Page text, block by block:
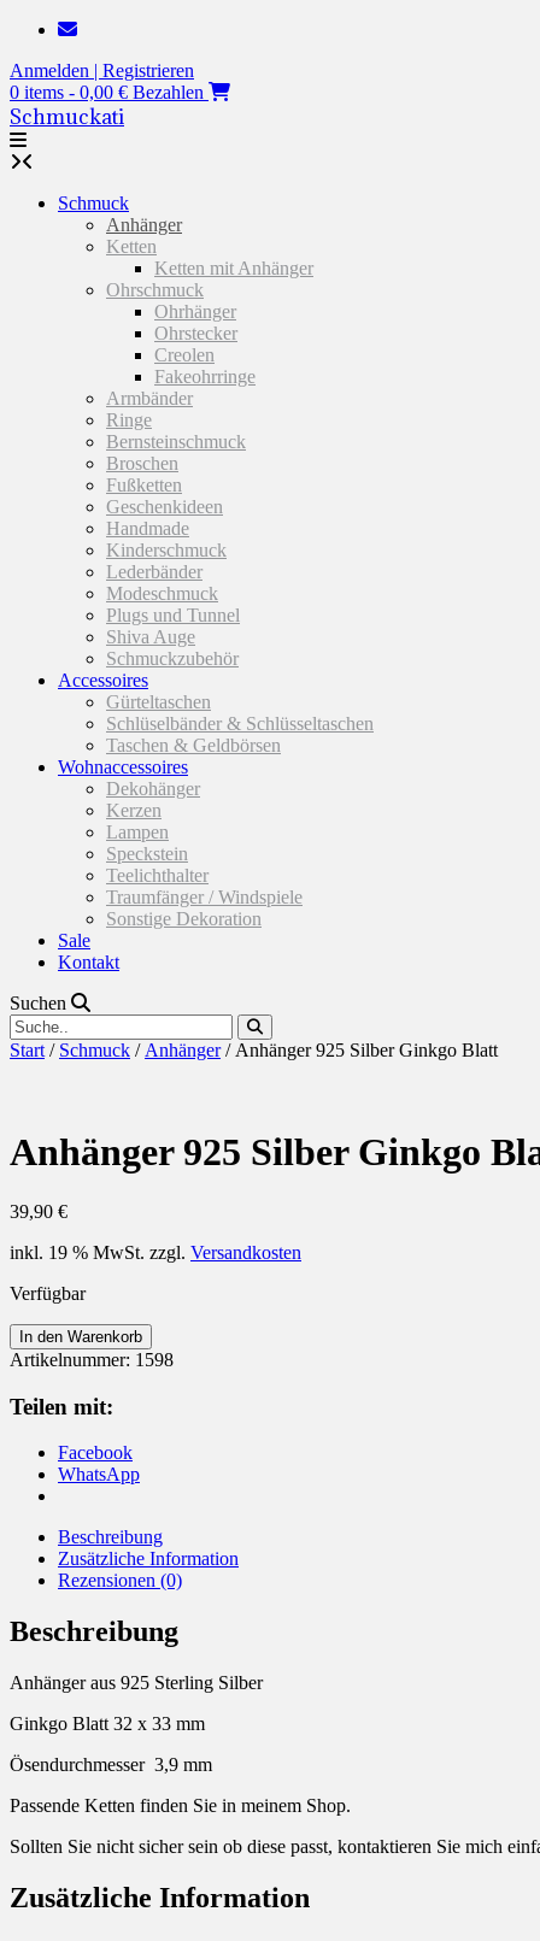
Zum
springen
Anmelden | Registrieren
0 items - 0,00 € Bezahlen
Schmuckati
Schmuck
Anhänger
Ketten
Ketten mit Anhänger
Ohrschmuck
Ohrhänger
Ohrstecker
Creolen
Fakeohrringe
Armbänder
Ringe
Bernsteinschmuck
Broschen
Fußketten
Geschenkideen
Handmade
Kinderschmuck
Lederbänder
Modeschmuck
Plugs und Tunnel
Shiva Auge
Schmuckzubehör
Accessoires
Gürteltaschen
Schlüselbänder & Schlüsseltaschen
Taschen & Geldbörsen
Wohnaccessoires
Dekohänger
Kerzen
Lampen
Speckstein
Teelichthalter
Traumfänger / Windspiele
Sonstige Dekoration
Sale
Kontakt
Suchen
Start / Schmuck / Anhänger/ Anhänger 925 Silber Ginkgo Blatt
Anhänger 925 Silber Ginkgo
39,90 €
inkl. 19 % MwSt. zzgl. Versandkosten
Verfügbar
Anhänger
925
Ginkgo
Blatt
Menge
In den Warenkorb
Artikelnummer: 1598
Teilen mit:
Facebook
WhatsApp
Beschreibung
Zusätzliche Information
Rezensionen (0)
Beschreibung
Anhänger aus 925 Sterling Silber
Ginkgo Blatt 32 x 33 mm
Ösendurchmesser 3,9 mm
Passende Ketten finden Sie in meinem Shop.
Sollten Sie nicht sicher sein ob diese passt, kontaktieren Sie mich
Zusätzliche Information